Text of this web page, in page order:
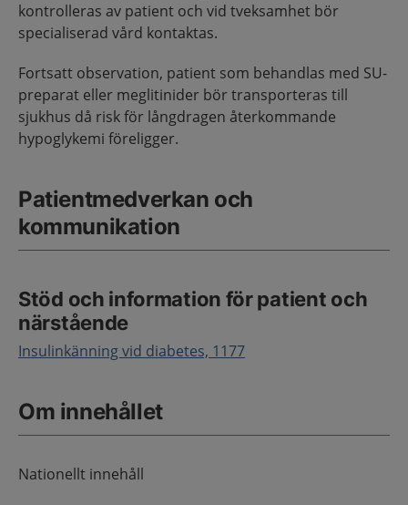
kontrolleras av patient och vid tveksamhet bör
specialiserad vård kontaktas.
Fortsatt observation, patient som behandlas med SU-
preparat eller meglitinider bör transporteras till
sjukhus då risk för långdragen återkommande
hypoglykemi föreligger.
Patientmedverkan och
kommunikation
Stöd och information för patient och
närstående
Insulinkänning vid diabetes, 1177
Om innehållet
Nationellt innehåll